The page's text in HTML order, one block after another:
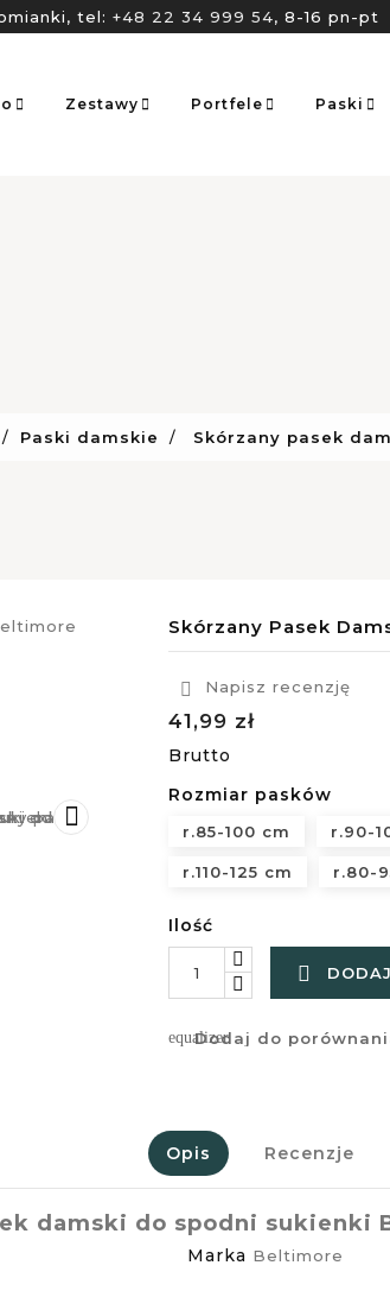
tel: +48 22 34 999 54, 8-16 pn-pt
Zestawy Portfele Paski
Paski damskie Skórzany pasek

Skórzany Pasek
 Napisz recenzję
41,99 zł
Brutto
Rozmiar pasków
r.85-100 cm r.90-
r.110-125 cm r.80-
Ilość

equalizer
Dodaj do
Opis Recenzje
damski do spodni sukienki
Marka Beltimore